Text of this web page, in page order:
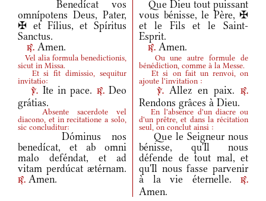
Benedícat vos
omnípotens Deus, Pater,
✠ et Fílius, et Spíritus
Sanctus.
Que Dieu tout puissant
vous bénisse, le Père, ✠
et le Fils et le Saint-
Esprit.
r. Amen. r. Amen.
Vel alia formula benedictionis,
sicut in Missa.
Ou une autre formule de
bénédiction, comme à la Messe.
Et si fit dimissio, sequitur
invitatio:
Et si on fait un renvoi, on
ajoute l'invitation :
v. Ite in pace. r.Deo
grátias.
v.Allez en paix.r.
Rendons grâces à Dieu.
Absente sacerdote vel
diacono, et in recitatione a solo,
sic concluditur:
En l'absence d'un diacre ou
d'un prêtre, et dans la récitation
seul, on conclut ainsi :
Dóminus nos
benedícat, et ab omni
malo deféndat, et ad
vitam perdúcat ætérnam.
r. Amen.
Que le Seigneur nous
bénisse, qu'Il nous
défende de tout mal, et
qu'Il nous fasse parvenir
à la vie éternelle.
r.
Amen.